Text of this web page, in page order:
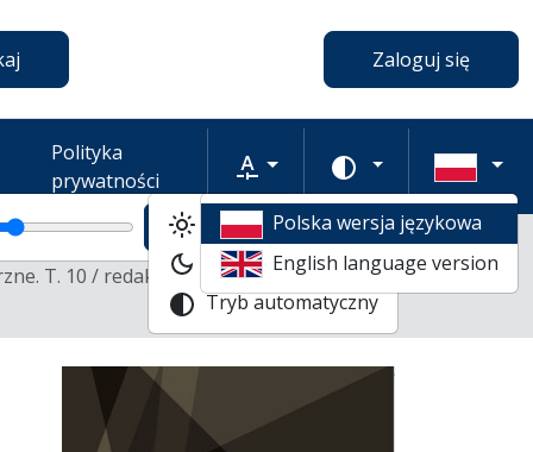
Zaloguj się
Polityka
prywatności
Rozmiar tekstu
tekstu Powiększenie tekstu
Domyślny rozmiar tekstu
Zmień schemat
Tryb jasny
Tryb ciemny
Tryb automatyczny
Polska wersja językowa
English language version
T. 10 / redakcja naukowa: Bernard Wiśniewski,